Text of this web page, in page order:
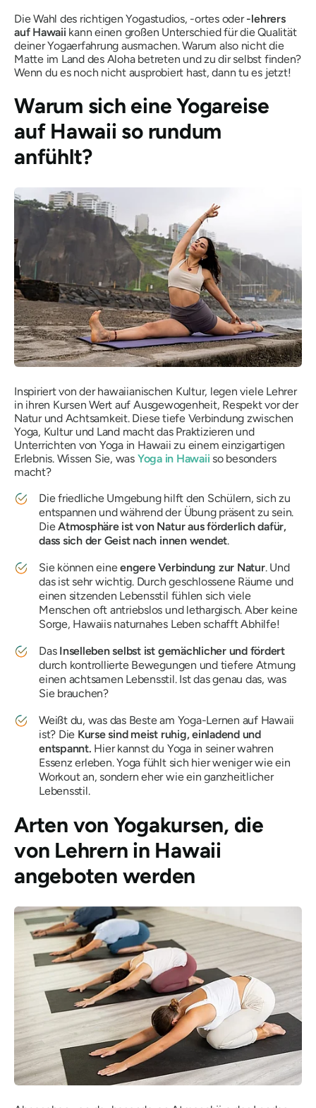
Die Wahl des richtigen Yogastudios, -ortes oder-lehrers
auf Hawaii kann einen großen Unterschied für die Qualität
deiner Yogaerfahrung ausmachen. Warum also nicht die
Matte im Land des Aloha betreten und zu dir selbst finden?
Wenn du es noch nicht ausprobiert hast, dann tu es jetzt!
Warum sich eine Yogareise
auf Hawaii so rundum
anfühlt?
Inspiriert von der hawaiianischen Kultur, legen viele Lehrer
in ihren Kursen Wert auf Ausgewogenheit, Respekt vor der
Natur und Achtsamkeit. Diese tiefe Verbindung zwischen
Yoga, Kultur und Land macht das Praktizieren und
Unterrichten von Yoga in Hawaii zu einem einzigartigen
Erlebnis. Wissen Sie, was Yoga in Hawaii so besonders
macht?
Die friedliche Umgebung hilft den Schülern, sich zu
entspannen und während der Übung präsent zu sein.
DieAtmosphäre ist von Natur aus förderlich dafür,
dass sich der Geist nach innen wendet.
Sie können eineengere Verbindung zur Natur. Und
das ist sehr wichtig. Durch geschlossene Räume und
einen sitzenden Lebensstil fühlen sich viele
Menschen oft antriebslos und lethargisch. Aber keine
Sorge, Hawaiis naturnahes Leben schafft Abhilfe!
DasInselleben selbst ist gemächlicher und fördert
durch kontrollierte Bewegungen und tiefere Atmung
einen achtsamen Lebensstil. Ist das genau das, was
Sie brauchen?
Weißt du, was das Beste am Yoga-Lernen auf Hawaii
ist? Die Kurse sind meist ruhig, einladend und
entspannt. Hier kannst du Yoga in seiner wahren
Essenz erleben. Yoga fühlt sich hier weniger wie ein
Workout an, sondern eher wie ein ganzheitlicher
Lebensstil.
Arten von Yogakursen, die
von Lehrern in Hawaii
angeboten werden